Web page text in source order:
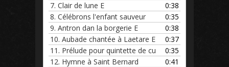
7. Clair de lune E
0:38
8. Célébrons l'enfant sauveur
0:35
9. Antron dan la borgerie E
0:38
10. Aubade chantée à Laetare E
0:37
11. Prélude pour quintette de cu
0:35
12. Hymne à Saint Bernard
0:41